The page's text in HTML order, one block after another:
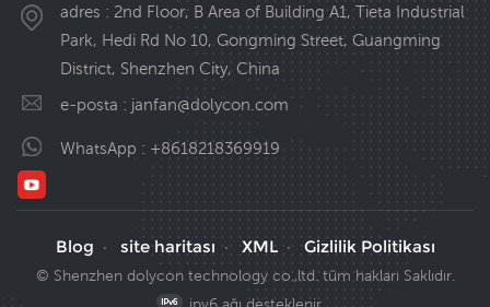
adres : 2nd Floor, B Area of Building A1, Tieta Industrial
Park, Hedi Rd No 10, Gongming Street, Guangming
District, Shenzhen City, China
e-posta : janfan@dolycon.com
WhatsApp : +8618218369919
Blog · site haritası · XML · Gizlilik Politikası
© Shenzhen dolycon technology co.,ltd. tüm hakları Saklıdır.
ipv6 ağı desteklenir